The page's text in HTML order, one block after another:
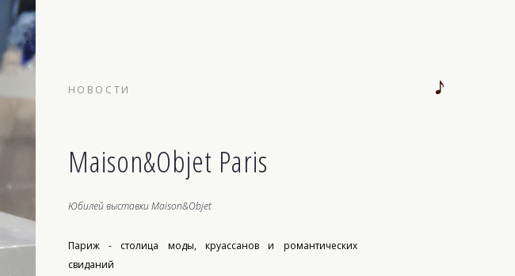
НОВОСТИ
Maison&Objet Paris
Юбилей выставки Maison&Objet
Париж - столица моды, круассанов и романтических
свиданий